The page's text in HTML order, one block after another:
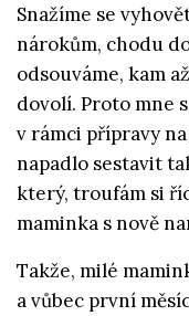
Snažíme se
nárokům, chodu
odsouváme, kam
dovolí. Proto mne
v rámci přípravy
napadlo sestavit
který, troufám si
maminka s nově
Takže, milé
a vůbec první